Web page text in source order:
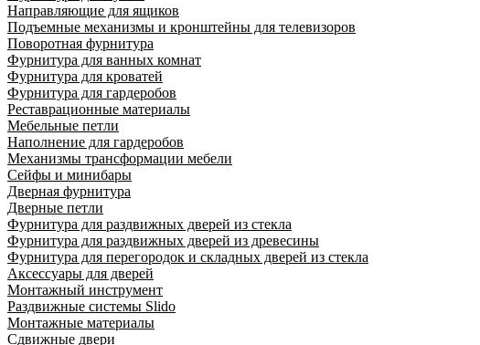
Направляющие для ящиков
Подъемные механизмы и кронштейны для телевизоров
Поворотная фурнитура
Фурнитура для ванных комнат
Фурнитура для кроватей
Фурнитура для гардеробов
Реставрационные материалы
Мебельные петли
Наполнение для гардеробов
Механизмы трансформации мебели
Сейфы и минибары
Дверная фурнитура
Дверные петли
Фурнитура для раздвижных дверей из стекла
Фурнитура для раздвижных дверей из древесины
Фурнитура для перегородок и складных дверей из стекла
Аксессуары для дверей
Монтажный инструмент
Раздвижные системы Slido
Монтажные материалы
Сдвижные двери